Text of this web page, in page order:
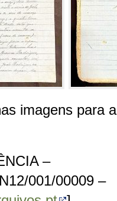
imagens para
–
001/00009 –